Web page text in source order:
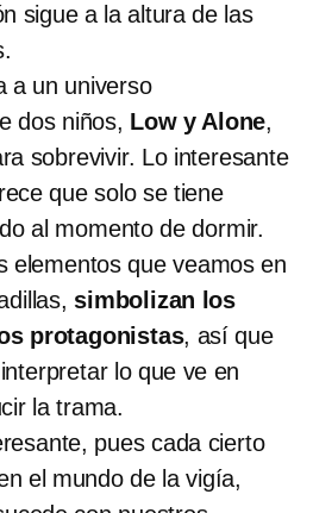
sigue a la altura de las
a un universo
dos niños, Low y Alone,
sobrevivir. Lo interesante
que solo se tiene
al momento de dormir.
elementos que veamos en
simbolizan los
protagonistas, así que
lo que ve en
la trama.
pues cada cierto
el mundo de la vigía,